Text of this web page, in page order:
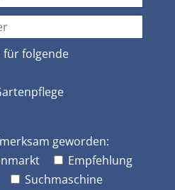
für folgende
geworden:
Empfehlung
Suchmaschine